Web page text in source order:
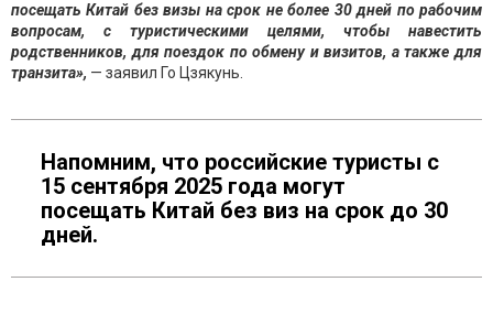
посещать Китай без визы на срок не более 30 дней по рабочим
вопросам, с туристическими целями, чтобы навестить
родственников, для поездок по обмену и визитов, а также для
транзита», — заявил Го Цзякунь.
Напомним, что российские туристы с
15 сентября 2025 года могут
посещать Китай без виз на срок до 30
дней.